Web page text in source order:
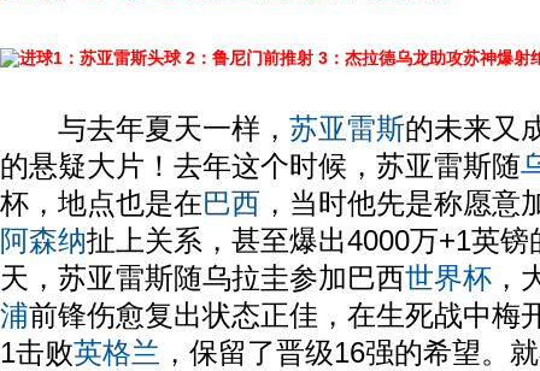
进球1：苏亚雷斯头球 2：鲁尼门前推射 3：杰拉德乌龙助攻苏神爆射
与去年夏天一样， 苏亚雷斯的未来又
的悬疑大片！去年这个时候，苏亚雷斯随
杯，地点也是在巴西 ，当时他先是称愿意
阿森纳扯上关系，甚至爆出4000万+1英镑
天，苏亚雷斯随乌拉圭参加巴西世界杯 ，
浦前锋伤愈复出状态正佳，在生死战中梅
1击败英格兰 ，保留了晋级16强的希望。